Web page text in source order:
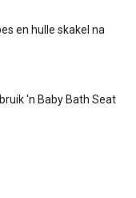
en hulle skakel na
'n Baby Bath Seat